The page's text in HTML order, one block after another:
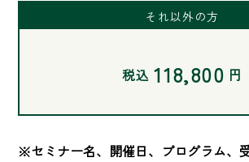
それ以外の方
税込 118,800 円
※セミナー名、開催日、プログラム、